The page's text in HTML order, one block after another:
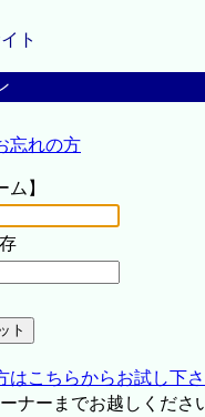
ト
忘れの方
ム】
はこちらからお試し下
ナーまでお越しくださ